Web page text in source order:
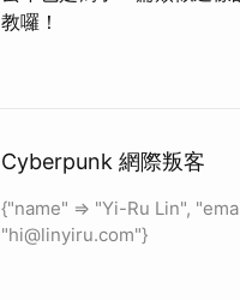
教囉！
Cyberpunk 網際叛客
{"name" => "Yi-Ru Lin",
"hi@linyiru.com"}